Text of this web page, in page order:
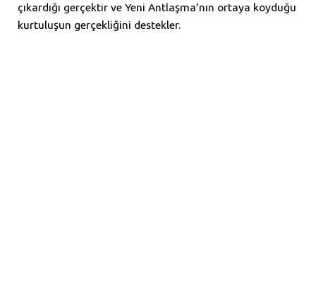
çıkardığı gerçektir ve Yeni Antlaşma’nın ortaya koyduğu
kurtuluşun gerçekliğini destekler.